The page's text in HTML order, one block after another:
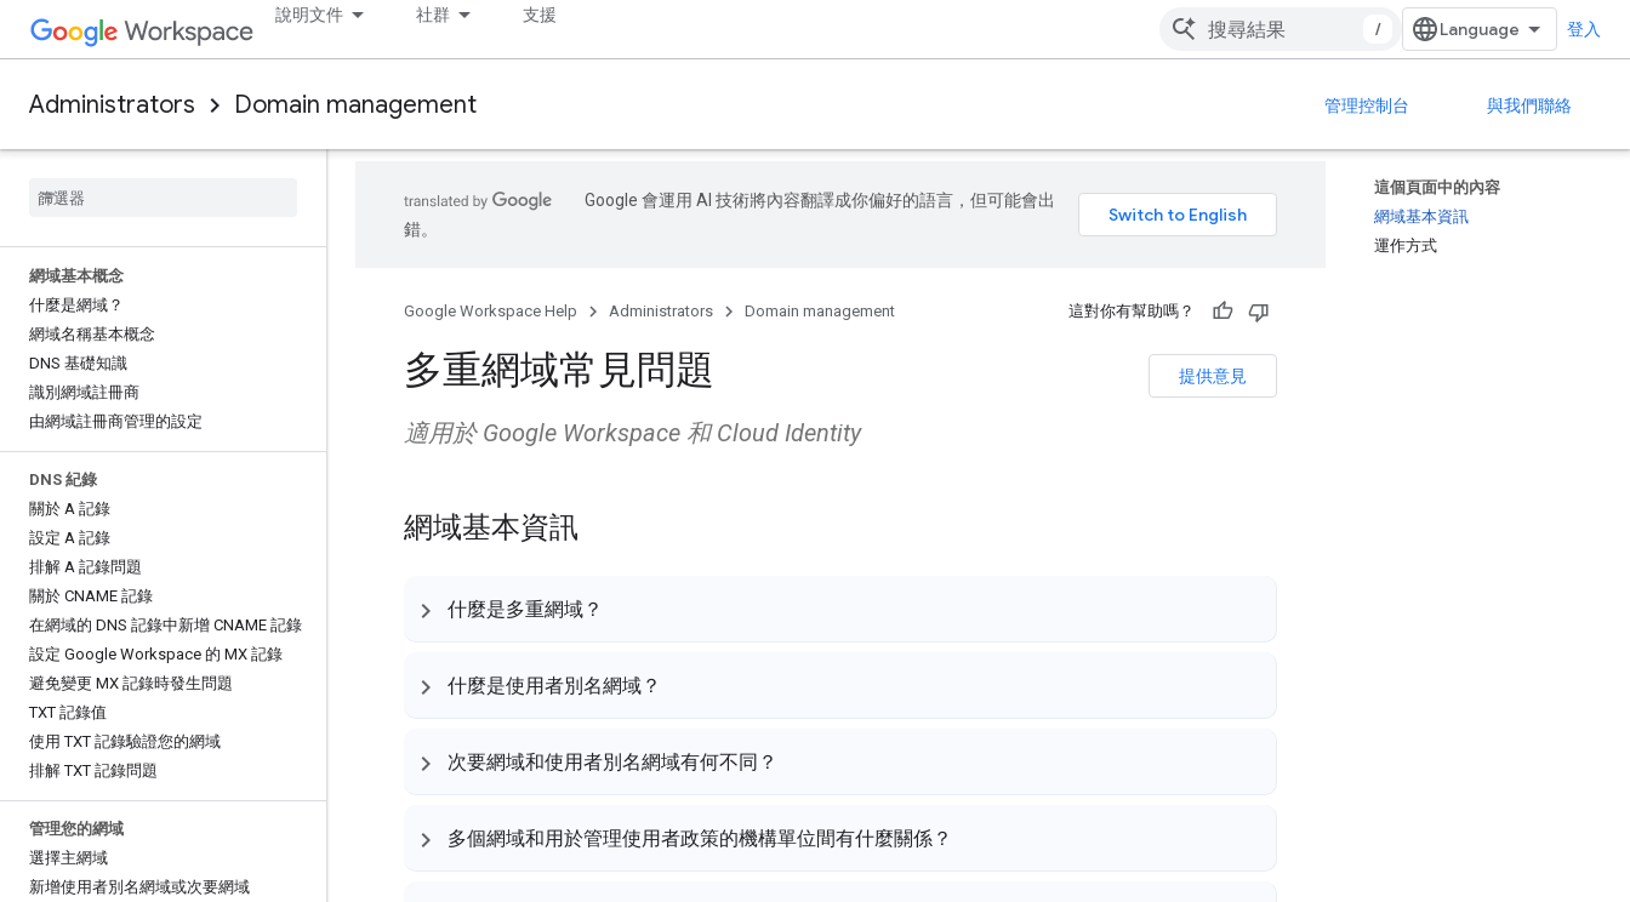
說明文件 社群 支援
/ 登入
Administrators Domain management 管理控制台 與我們聯絡
網域基本概念
什麼是網域？
網域名稱基本概念
DNS 基礎知識
識別網域註冊商
由網域註冊商管理的設定
DNS 紀錄
關於 A 記錄
設定 A 記錄
排解 A 記錄問題
關於 CNAME 記錄
在網域的 DNS 記錄中新增 CNAME 記錄
設定 Google Workspace 的 MX 記錄
避免變更 MX 記錄時發生問題
TXT 記錄值
使用 TXT 記錄驗證您的網域
排解 TXT 記錄問題
管理您的網域
選擇主網域
新增使用者別名網域或次要網域
這個頁面中的內容
網域基本資訊
運作方式
Google 會運用 AI 技術將內容翻譯成你偏好的語言，但可能會出
錯。
Google Workspace Help Administrators Domain management 這對你有幫助嗎？
提供意見
多重網域常見問題
適用於 Google Workspace 和 Cloud Identity
網域基本資訊
什麼是多重網域？
什麼是使用者別名網域？
次要網域和使用者別名網域有何不同？
多個網域和用於管理使用者政策的機構單位間有什麼關係？